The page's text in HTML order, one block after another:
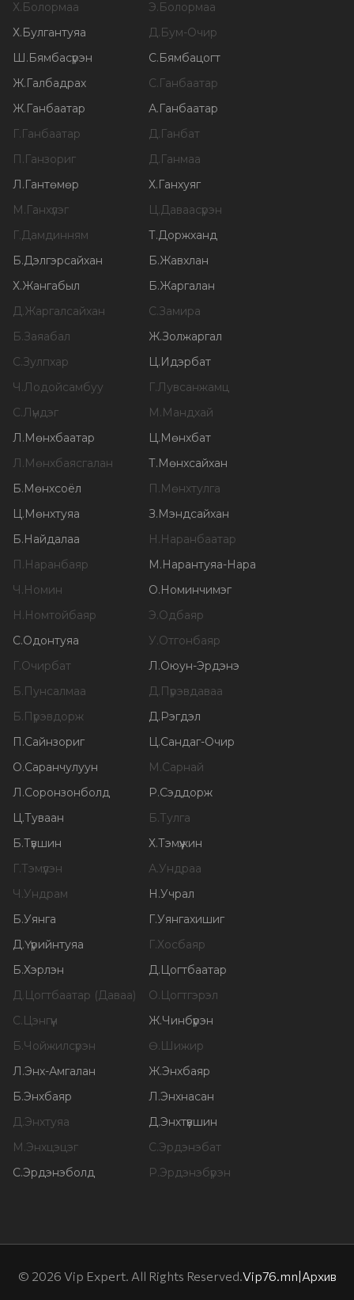
Х.Болормаа Э.Болормаа
Х.Булгантуяа Д.Бум-Очир
Ш.Бямбасүрэн С.Бямбацогт
Ж.Галбадрах С.Ганбаатар
Ж.Ганбаатар А.Ганбаатар
Г.Ганбаатар Д.Ганбат
П.Ганзориг Д.Ганмаа
Л.Гантөмөр Х.Ганхуяг
М.Ганхүлэг Ц.Даваасүрэн
Г.Дамдинням Т.Доржханд
Б.Дэлгэрсайхан Б.Жавхлан
Х.Жангабыл Б.Жаргалан
Д.Жаргалсайхан С.Замира
Б.Заяабал Ж.Золжаргал
С.Зулпхар Ц.Идэрбат
Ч.Лодойсамбуу Г.Лувсанжамц
С.Лүндэг М.Мандхай
Л.Мөнхбаатар Ц.Мөнхбат
Л.Мөнхбаясгалан Т.Мөнхсайхан
Б.Мөнхсоёл П.Мөнхтулга
Ц.Мөнхтуяа З.Мэндсайхан
Б.Найдалаа Н.Наранбаатар
П.Наранбаяр М.Нарантуяа-Нара
Ч.Номин О.Номинчимэг
Н.Номтойбаяр Э.Одбаяр
С.Одонтуяа У.Отгонбаяр
Г.Очирбат Л.Оюун-Эрдэнэ
Б.Пунсалмаа Д.Пүрэвдаваа
Б.Пүрэвдорж Д.Рэгдэл
П.Сайнзориг Ц.Сандаг-Очир
О.Саранчулуун М.Сарнай
Л.Соронзонболд Р.Сэддорж
Ц.Туваан Б.Тулга
Б.Түвшин Х.Тэмүүжин
Г.Тэмүүлэн А.Ундраа
Ч.Ундрам Н.Учрал
Б.Уянга Г.Уянгахишиг
Д.Үүрийнтуяа Г.Хосбаяр
Б.Хэрлэн Д.Цогтбаатар
Д.Цогтбаатар (Даваа) О.Цогтгэрэл
С.Цэнгүүн Ж.Чинбүрэн
Б.Чойжилсүрэн Ө.Шижир
Л.Энх-Амгалан Ж.Энхбаяр
Б.Энхбаяр Л.Энхнасан
Д.Энхтуяа Д.Энхтүвшин
М.Энхцэцэг С.Эрдэнэбат
С.Эрдэнэболд Р.Эрдэнэбүрэн
© 2026 Vip Expert. All Rights Reserved.Vip76.mn|Архив